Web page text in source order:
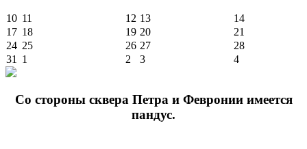
10 11 12 13
14
17 18 19 20
21
24 25 26 27
28
31
1 2 3 4
Cо стороны сквера Петра и Февронии имеется
пандус.